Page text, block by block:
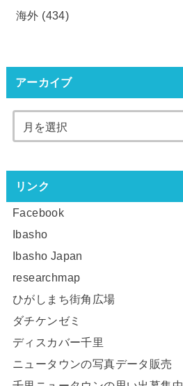
海外 (434)
アーカイブ
リンク
Facebook
Ibasho
Ibasho Japan
researchmap
ひがしまち街角広場
ダチケンゼミ
ディスカバー千里
ニュータウンの写真データ販売